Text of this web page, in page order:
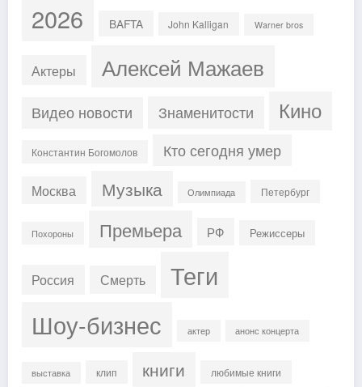
2026 BAFTA John Kalligan Warner bros
Актеры Алексей Мажаев
Видео новости Знаменитости Кино
Константин Богомолов Кто сегодня умер
Москва Музыка Олимпиада Петербург
Похороны Премьера РФ Режиссеры
Россия Смерть Теги
Шоу-бизнес актер анонс концерта
выставка клип книги любимые книги